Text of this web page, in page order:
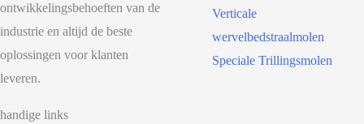
ontwikkelingsbehoeften van de
industrie en altijd de beste
oplossingen voor klanten
leveren.
Verticale
wervelbedstraalmolen
Speciale Trillingsmolen
handige links